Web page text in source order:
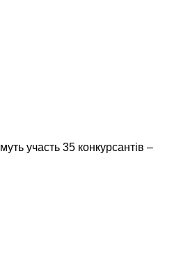
участь 35 конкурсантів –